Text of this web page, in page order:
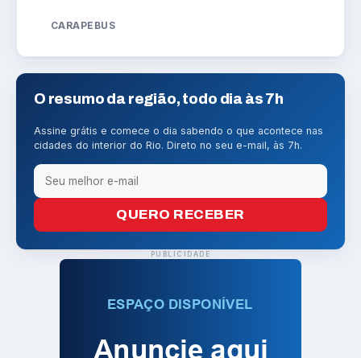
CARAPEBUS
O resumo da região, todo dia às 7h
Assine grátis e comece o dia sabendo o que acontece nas
cidades do interior do Rio. Direto no seu e-mail, às 7h.
QUERO RECEBER
PUBLICIDADE